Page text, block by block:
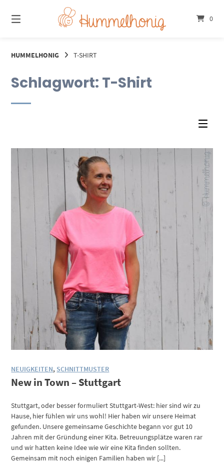
zum
Inhalt
0
HUMMELHONIG T-SHIRT
Schlagwort: T-Shirt
NEUIGKEITEN, SCHNITTMUSTER
New in Town – Stuttgart
Stuttgart, oder besser formuliert Stuttgart-West: hier sind wir zu
Hause, hier fühlen wir uns wohl! Hier haben wir unsere Heimat
gefunden. Unsere gemeinsame Geschichte begann vor gut 10
Jahren mit der Gründung einer Kita. Betreuungsplätze waren rar
und wir hatten keine Idee wie wir eine Kita finden sollten.
Gemeinsam mit noch einigen Familien haben wir [...]